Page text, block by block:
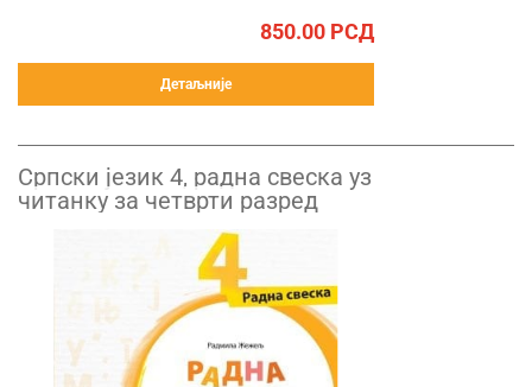
850.00 РСД
Детаљније
Српски језик 4, радна свеска уз
читанку за четврти разред